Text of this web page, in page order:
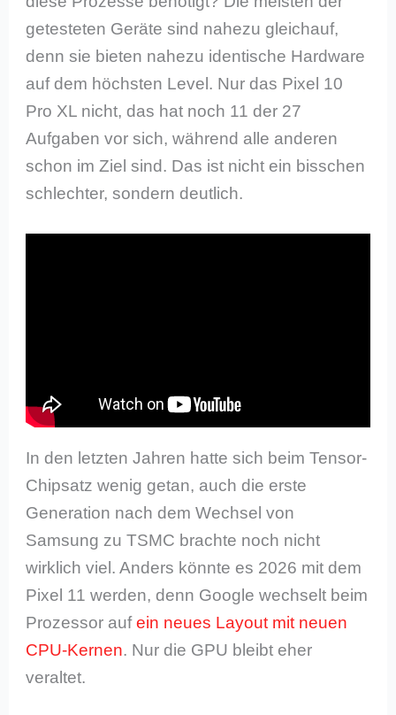
getesteten Geräte sind nahezu gleichauf,
denn sie bieten nahezu identische Hardware
auf dem höchsten Level. Nur das Pixel 10
Pro XL nicht, das hat noch 11 der 27
Aufgaben vor sich, während alle anderen
schon im Ziel sind. Das ist nicht ein bisschen
schlechter, sondern deutlich.
In den letzten Jahren hatte sich beim Tensor-
Chipsatz wenig getan, auch die erste
Generation nach dem Wechsel von
Samsung zu TSMC brachte noch nicht
wirklich viel. Anders könnte es 2026 mit dem
Pixel 11 werden, denn Google wechselt beim
Prozessor aufein neues Layout mit neuen
CPU-Kernen. Nur die GPU bleibt eher
veraltet.